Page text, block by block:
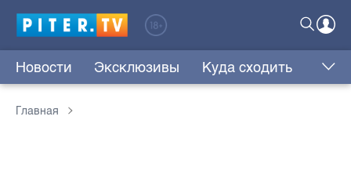
Новости Эксклюзивы Куда сходить
Главная